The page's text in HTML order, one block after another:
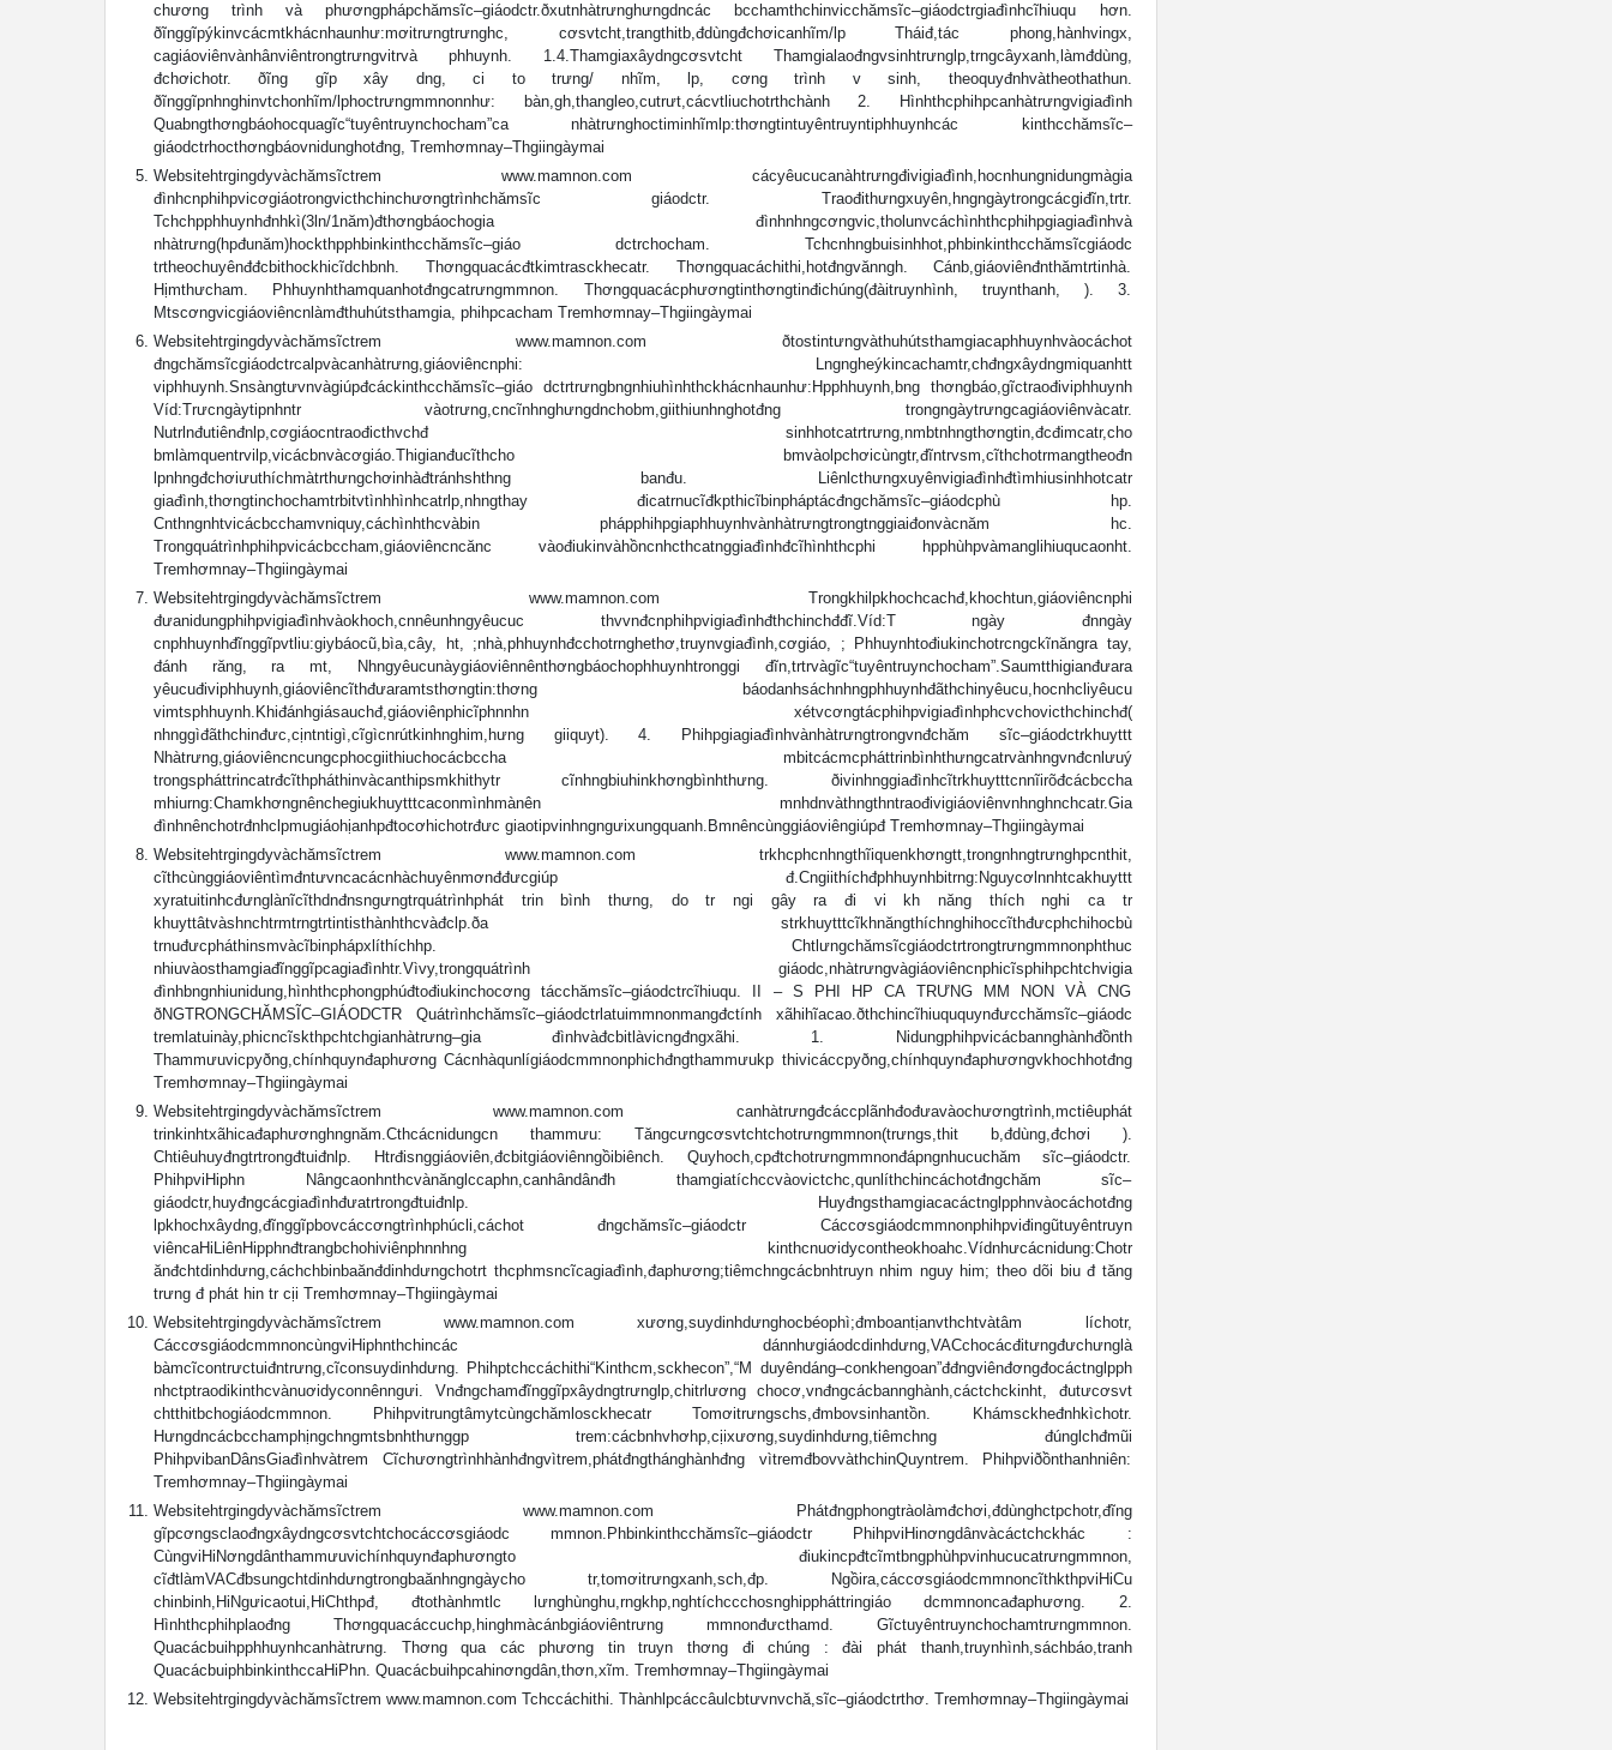
chương trình và phươngphápchămsĩc–giáodctr.ðxutnhàtrưnghưngdncác bcchamthchinvicchămsĩc–giáodctrgiađìnhcĩhiuqu hơn.
ðĩnggĩpýkinvcácmtkhácnhaunhư:mơitrưngtrưnghc, cơsvtcht,trangthitb,đdùngđchơicanhĩm/lp Tháiđ,tác phong,hànhvingx,
cagiáoviênvànhânviêntrongtrưngvitrvà phhuynh. 1.4.Thamgiaxâydngcơsvtcht Thamgialaođngvsinhtrưnglp,trngcâyxanh,làmđdùng,
đchơichotr. ðĩng gĩp xây dng, ci to trưng/ nhĩm, lp, cơng trình v sinh, theoquyđnhvàtheothathun.
ðĩnggĩpnhnghinvtchonhĩm/lphoctrưngmmnonnhư: bàn,gh,thangleo,cutrưt,cácvtliuchotrthchành 2. Hìnhthcphihpcanhàtrưngvigiađình
Quabngthơngbáohocquagĩc“tuyêntruynchocham”ca nhàtrưnghoctiminhĩmlp:thơngtintuyêntruyntiphhuynhcác kinthcchămsĩc–
giáodctrhocthơngbáovnidunghotđng, Tremhơmnay–Thgiingàymai
Websitehtrgingdyvàchămsĩctrem www.mamnon.com cácyêucucanàhtrưngđivigiađình,hocnhungnidungmàgia
đìnhcnphihpvicơgiáotrongvicthchinchươngtrìnhchămsĩc giáodctr. Traođithưngxuyên,hngngàytrongcácgiđĩn,trtr.
Tchchpphhuynhđnhkì(3ln/1năm)đthơngbáochogia đìnhnhngcơngvic,tholunvcáchìnhthcphihpgiagiađìnhvà
nhàtrưng(hpđunăm)hockthpphbinkinthcchămsĩc–giáo dctrchocham. Tchcnhngbuisinhhot,phbinkinthcchămsĩcgiáodc
trtheochuyênđđcbithockhicĩdchbnh. Thơngquacácđtkimtrasckhecatr. Thơngquacáchithi,hotđngvănngh. Cánb,giáoviênđnthămtrtinhà.
Hịmthưcham. Phhuynhthamquanhotđngcatrưngmmnon. Thơngquacácphươngtinthơngtinđichúng(đàitruynhình, truynthanh, ). 3.
Mtscơngvicgiáoviêncnlàmđthuhútsthamgia, phihpcacham Tremhơmnay–Thgiingàymai
Websitehtrgingdyvàchămsĩctrem www.mamnon.com ðtostintưngvàthuhútsthamgiacaphhuynhvàocáchot
đngchămsĩcgiáodctrcalpvàcanhàtrưng,giáoviêncnphi: Lngngheýkincachamtr,chđngxâydngmiquanhtt
viphhuynh.Snsàngtưvnvàgiúpđcáckinthcchămsĩc–giáo dctrtrưngbngnhiuhìnhthckhácnhaunhư:Hpphhuynh,bng thơngbáo,gĩctraođiviphhuynh
Víd:Trưcngàytipnhntr vàotrưng,cncĩnhnghưngdnchobm,giithiunhnghotđng trongngàytrưngcagiáoviênvàcatr.
Nutrlnđutiênđnlp,cơgiáocntraođicthvchđ sinhhotcatrtrưng,nmbtnhngthơngtin,đcđimcatr,cho
bmlàmquentrvilp,vicácbnvàcơgiáo.Thigianđucĩthcho bmvàolpchơicùngtr,đĩntrvsm,cĩthchotrmangtheođn
lpnhngđchơiưuthíchmàtrthưngchơinhàđtránhshthng banđu. Liênlcthưngxuyênvigiađìnhđtìmhiusinhhotcatr
giađình,thơngtinchochamtrbitvtìnhhìnhcatrlp,nhngthay đicatrnucĩđkpthicĩbinpháptácđngchămsĩc–giáodcphù hp.
Cnthngnhtvicácbcchamvniquy,cáchìnhthcvàbin phápphihpgiaphhuynhvànhàtrưngtrongtnggiaiđonvàcnăm hc.
Trongquátrìnhphihpvicácbccham,giáoviêncncănc vàođiukinvàhồncnhcthcatnggiađìnhđcĩhìnhthcphi hpphùhpvàmanglihiuqucaonht.
Tremhơmnay–Thgiingàymai
Websitehtrgingdyvàchămsĩctrem www.mamnon.com Trongkhilpkhochcachđ,khochtun,giáoviêncnphi
đưanidungphihpvigiađìnhvàokhoch,cnnêunhngyêucuc thvvnđcnphihpvigiađìnhđthchinchđđĩ.Víd:T ngày đnngày
cnphhuynhđĩnggĩpvtliu:giybáocũ,bìa,cây, ht, ;nhà,phhuynhđcchotrnghethơ,truynvgiađình,cơgiáo, ; Phhuynhtođiukinchotrcngckĩnăngra tay,
đánh răng, ra mt, Nhngyêucunàygiáoviênnênthơngbáochophhuynhtronggi đĩn,trtrvàgĩc“tuyêntruynchocham”.Saumtthigianđưara
yêucuđiviphhuynh,giáoviêncĩthđưaramtsthơngtin:thơng báodanhsáchnhngphhuynhđãthchinyêucu,hocnhcliyêucu
vimtsphhuynh.Khiđánhgiásauchđ,giáoviênphicĩphnnhn xétvcơngtácphihpvigiađìnhphcvchovicthchinchđ(
nhnggìđãthchinđưc,cịntntigì,cĩgìcnrútkinhnghim,hưng giiquyt). 4. Phihpgiagiađìnhvànhàtrưngtrongvnđchăm sĩc–giáodctrkhuyttt
Nhàtrưng,giáoviêncncungcphocgiithiuchocácbccha mbitcácmcpháttrinbìnhthưngcatrvànhngvnđcnlưuý
trongspháttrincatrđcĩthpháthinvàcanthipsmkhithytr cĩnhngbiuhinkhơngbìnhthưng. ðivinhnggiađìnhcĩtrkhuytttcnnĩirõđcácbccha
mhiurng:Chamkhơngnênchegiukhuytttcaconmìnhmànên mnhdnvàthngthntraođivigiáoviênvnhnghnchcatr.Gia
đìnhnênchotrđnhclpmugiáohịanhpđtocơhichotrđưc giaotipvinhngngưixungquanh.Bmnêncùnggiáoviêngiúpđ Tremhơmnay–Thgiingàymai
Websitehtrgingdyvàchămsĩctrem www.mamnon.com trkhcphcnhngthĩiquenkhơngtt,trongnhngtrưnghpcnthit,
cĩthcùnggiáoviêntìmđntưvncacácnhàchuyênmơnđđưcgiúp đ.Cngiithíchđphhuynhbitrng:Nguycơlnnhtcakhuyttt
xyratuitinhcđưnglànĩcĩthdnđnsngưngtrquátrìnhphát trin bình thưng, do tr ngi gây ra đi vi kh năng thích nghi ca tr
khuyttâtvàshnchtrmtrngtrtintisthànhthcvàđclp.ða strkhuytttcĩkhnăngthíchnghihoccĩthđưcphchihocbù
trnuđưcpháthinsmvàcĩbinphápxlíthíchhp. Chtlưngchămsĩcgiáodctrtrongtrưngmmnonphthuc
nhiuvàosthamgiađĩnggĩpcagiađìnhtr.Vìvy,trongquátrình giáodc,nhàtrưngvàgiáoviêncnphicĩsphihpchtchvigia
đìnhbngnhiunidung,hìnhthcphongphúđtođiukinchocơng tácchămsĩc–giáodctrcĩhiuqu. II – S PHI HP CA TRƯNG MM NON VÀ CNG
ðNGTRONGCHĂMSĨC–GIÁODCTR Quátrìnhchămsĩc–giáodctrlatuimmnonmangđctính xãhihĩacao.ðthchincĩhiuququynđưcchămsĩc–giáodc
tremlatuinày,phicncĩskthpchtchgianhàtrưng–gia đìnhvàđcbitlàvicngđngxãhi. 1. Nidungphihpvicácbannghànhđồnth
Thammưuvicpyðng,chínhquynđaphương Cácnhàqunlígiáodcmmnonphichđngthammưukp thivicáccpyðng,chínhquynđaphươngvkhochhotđng
Tremhơmnay–Thgiingàymai
Websitehtrgingdyvàchămsĩctrem www.mamnon.com canhàtrưngđcáccplãnhđođưavàochươngtrình,mctiêuphát
trinkinhtxãhicađaphươnghngnăm.Cthcácnidungcn thammưu: Tăngcưngcơsvtchtchotrưngmmnon(trưngs,thit b,đdùng,đchơi ).
Chtiêuhuyđngtrtrongđtuiđnlp. Htrđisnggiáoviên,đcbitgiáoviênngồibiênch. Quyhoch,cpđtchotrưngmmnonđápngnhucuchăm sĩc–giáodctr.
PhihpviHiphn Nângcaonhnthcvànănglccaphn,canhândânđh thamgiatíchccvàovictchc,qunlíthchincáchotđngchăm sĩc–
giáodctr,huyđngcácgiađìnhđưatrtrongđtuiđnlp. Huyđngsthamgiacacáctnglpphnvàocáchotđng
lpkhochxâydng,đĩnggĩpbovcáccơngtrìnhphúcli,cáchot đngchămsĩc–giáodctr Cáccơsgiáodcmmnonphihpviđingũtuyêntruyn
viêncaHiLiênHipphnđtrangbchohiviênphnnhng kinthcnuơidycontheokhoahc.Vídnhưcácnidung:Chotr
ănđchtdinhdưng,cáchchbinbaănđdinhdưngchotrt thcphmsncĩcagiađình,đaphương;tiêmchngcácbnhtruyn nhim nguy him; theo dõi biu đ tăng
trưng đ phát hin tr cịi Tremhơmnay–Thgiingàymai
Websitehtrgingdyvàchămsĩctrem www.mamnon.com xương,suydinhdưnghocbéophì;đmboantịanvthchtvàtâm líchotr,
CáccơsgiáodcmmnoncùngviHiphnthchincác dánnhưgiáodcdinhdưng,VACchocácđitưngđưchưnglà
bàmcĩcontrưctuiđntrưng,cĩconsuydinhdưng. Phihptchccáchithi“Kinthcm,sckhecon”,“M duyêndáng–conkhengoan”đđngviênđơngđocáctnglpph
nhctptraodikinthcvànuơidyconnênngưi. Vnđngchamđĩnggĩpxâydngtrưnglp,chitrlương chocơ,vnđngcácbannghành,cáctchckinht, đutưcơsvt
chtthitbchogiáodcmmnon. Phihpvitrungtâmytcùngchămlosckhecatr Tomơitrưngschs,đmbovsinhantồn. Khámsckheđnhkìchotr.
Hưngdncácbcchamphịngchngmtsbnhthưnggp trem:cácbnhvhơhp,cịixương,suydinhdưng,tiêmchng đúnglchđmũi
PhihpvibanDânsGiađìnhvàtrem Cĩchươngtrìnhhànhđngvìtrem,phátđngthánghànhđng vìtremđbovvàthchinQuyntrem. Phihpviðồnthanhniên:
Tremhơmnay–Thgiingàymai
Websitehtrgingdyvàchămsĩctrem www.mamnon.com Phátđngphongtràolàmđchơi,đdùnghctpchotr,đĩng
gĩpcơngsclaođngxâydngcơsvtchtchocáccơsgiáodc mmnon.Phbinkinthcchămsĩc–giáodctr PhihpviHinơngdânvàcáctchckhác :
CùngviHiNơngdânthammưuvichínhquynđaphươngto điukincpđtcĩmtbngphùhpvinhucucatrưngmmnon,
cĩđtlàmVACđbsungchtdinhdưngtrongbaănhngngàycho tr,tomơitrưngxanh,sch,đp. Ngồira,cáccơsgiáodcmmnoncĩthkthpviHiCu
chinbinh,HiNgưicaotui,HiChthpđ, đtothànhmtlc lưnghùnghu,rngkhp,nghtíchccchosnghippháttringiáo dcmmnoncađaphương. 2.
Hìnhthcphihplaođng Thơngquacáccuchp,hinghmàcánbgiáoviêntrưng mmnonđưcthamd. Gĩctuyêntruynchochamtrưngmmnon.
Quacácbuihpphhuynhcanhàtrưng. Thơng qua các phương tin truyn thơng đi chúng : đài phát thanh,truynhình,sáchbáo,tranh
QuacácbuiphbinkinthccaHiPhn. Quacácbuihpcahinơngdân,thơn,xĩm. Tremhơmnay–Thgiingàymai
Websitehtrgingdyvàchămsĩctrem www.mamnon.com Tchccáchithi. Thànhlpcáccâulcbtưvnvchă,sĩc–giáodctrthơ. Tremhơmnay–Thgiingàymai